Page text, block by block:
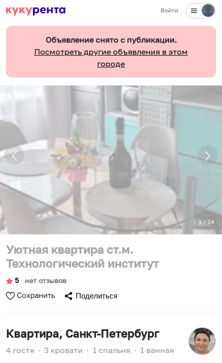
Войти
Объявление снято с публикации.
Посмотреть другие объявления в этом
городе
1 / 14
Уютная квартира ст.м.
Технологический институт
5 ∙ нет отзывов
Сохранить Поделиться
Квартира, Санкт-Петербург
4 гостя ∙ 3 кровати ∙ 1 спальня ∙ 1 ванная